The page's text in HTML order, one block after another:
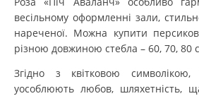
весільному оформленні зали,
нареченої. Можна купити
різною довжиною стебла – 60, 70, 80
Згідно з квітковою символікою,
уособлюють любов, шляхетність,